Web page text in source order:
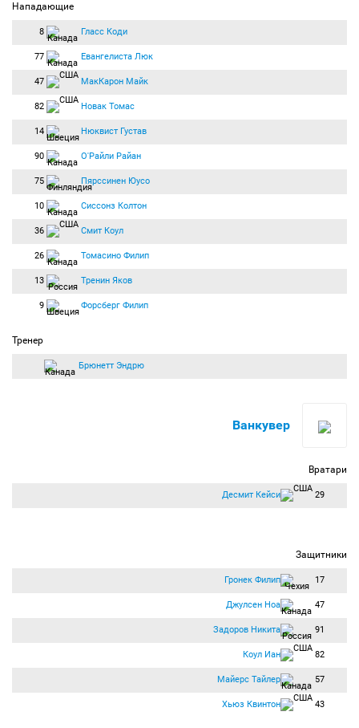
Нападающие
8 Гласс Коди
77 Евангелиста Люк
47 МакКарон Майк
82 Новак Томас
14 Нюквист Густав
90 О'Райли Райан
75 Пярссинен Юусо
10 Сиссонз Колтон
36 Смит Коул
26 Томасино Филип
13 Тренин Яков
9 Форсберг Филип
Тренер
Брюнетт Эндрю
Ванкувер
Вратари
Десмит Кейси 29
Защитники
Гронек Филип 17
Джулсен Ноа 47
Задоров Никита 91
Коул Иан 82
Майерс Тайлер 57
Хьюз Квинтон 43